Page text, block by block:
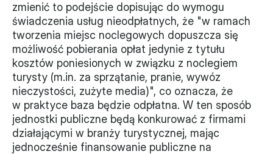
zmienić to podejście dopisując do wymogu
świadczenia usług nieodpłatnych, że "w ramach
tworzenia miejsc noclegowych dopuszcza się
możliwość pobierania opłat jedynie z tytułu
kosztów poniesionych w związku z noclegiem
turysty (m.in. za sprzątanie, pranie, wywóz
nieczystości, zużyte media)", co oznacza, że
w praktyce baza będzie odpłatna. W ten sposób
jednostki publiczne będą konkurować z firmami
działającymi w branży turystycznej, mając
jednocześnie finansowanie publiczne na